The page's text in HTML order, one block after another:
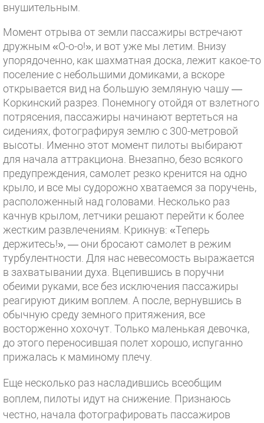
внушительным.
Момент отрыва от земли пассажиры встречают
дружным «О-о-о!», и вот уже мы летим. Внизу
упорядоченно, как шахматная доска, лежит какое-то
поселение с небольшими домиками, а вскоре
открывается вид на большую земляную чашу —
Коркинский разрез. Понемногу отойдя от взлетного
потрясения, пассажиры начинают вертеться на
сидениях, фотографируя землю с 300-метровой
высоты. Именно этот момент пилоты выбирают
для начала аттракциона. Внезапно, безо всякого
предупреждения, самолет резко кренится на одно
крыло, и все мы судорожно хватаемся за поручень,
расположенный над головами. Несколько раз
качнув крылом, летчики решают перейти к более
жестким развлечениям. Крикнув: «Теперь
держитесь!», — они бросают самолет в режим
турбулентности. Для нас невесомость выражается
в захватывании духа. Вцепившись в поручни
обеими руками, все без исключения пассажиры
реагируют диким воплем. А после, вернувшись в
обычную среду земного притяжения, все
восторженно хохочут. Только маленькая девочка,
до этого переносившая полет хорошо, испуганно
прижалась к маминому плечу.
Еще несколько раз насладившись всеобщим
воплем, пилоты идут на снижение. Признаюсь
честно, начала фотографировать пассажиров